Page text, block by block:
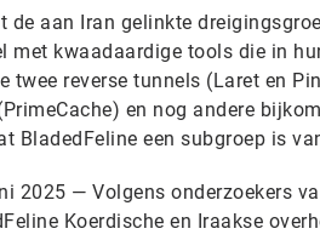
de aan Iran gelinkte
met kwaadaardige tools die in
twee reverse tunnels (Laret en
en nog andere
BladedFeline een subgroep is
2025 — Volgens onderzoekers
Koerdische en Iraakse